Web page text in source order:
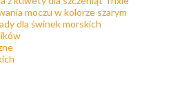
moczu w kolorze szarym
dla świnek morskich